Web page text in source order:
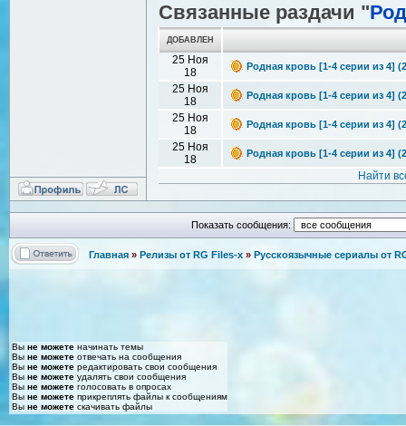
Связанные раздачи "
ДОБАВЛЕН
25 Ноя
18
Родная кровь [1-4 серии из 4]
25 Ноя
18
Родная кровь [1-4 серии из 4]
25 Ноя
18
Родная кровь [1-4 серии из 4]
25 Ноя
18
Родная кровь [1-4 серии из 4]
Найти
Показать сообщения:
Главная » Релизы от RG Files-x » Русскоязычные сериалы от
Вы не можете начинать темы
Вы не можете отвечать на сообщения
Вы не можете редактировать свои сообщения
Вы не можете удалять свои сообщения
Вы не можете голосовать в опросах
Вы не можете прикреплять файлы к сообщениям
Вы не можете скачивать файлы